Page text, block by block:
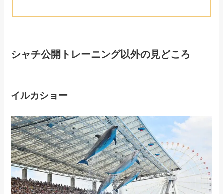
シャチ公開トレーニング以外の見どころ
イルカショー